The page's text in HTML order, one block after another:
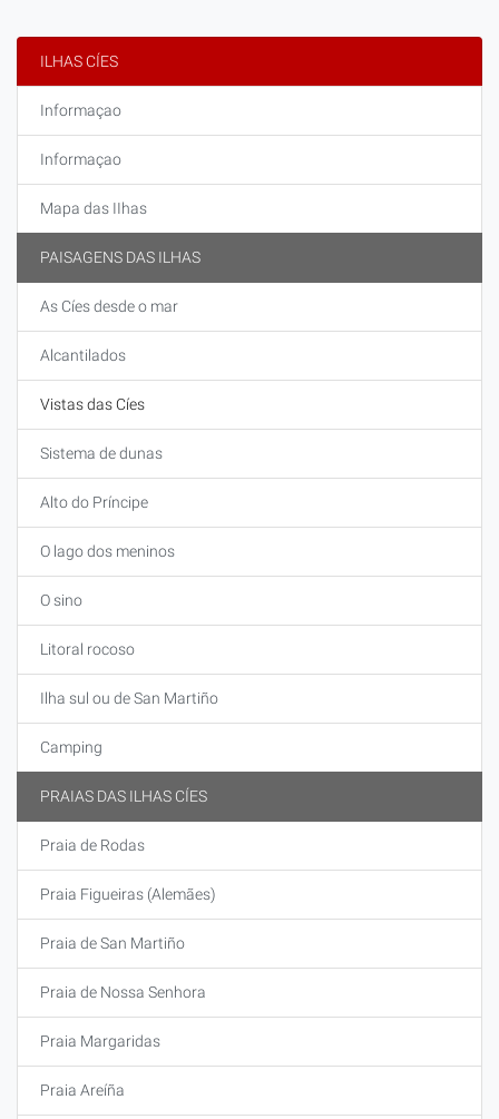
ILHAS CÍES
Informaçao
Informaçao
Mapa das IIhas
PAISAGENS DAS ILHAS
As Cíes desde o mar
Alcantilados
Vistas das Cíes
Sistema de dunas
Alto do Príncipe
O lago dos meninos
O sino
Litoral rocoso
Ilha sul ou de San Martiño
Camping
PRAIAS DAS ILHAS CÍES
Praia de Rodas
Praia Figueiras (Alemães)
Praia de San Martiño
Praia de Nossa Senhora
Praia Margaridas
Praia Areíña